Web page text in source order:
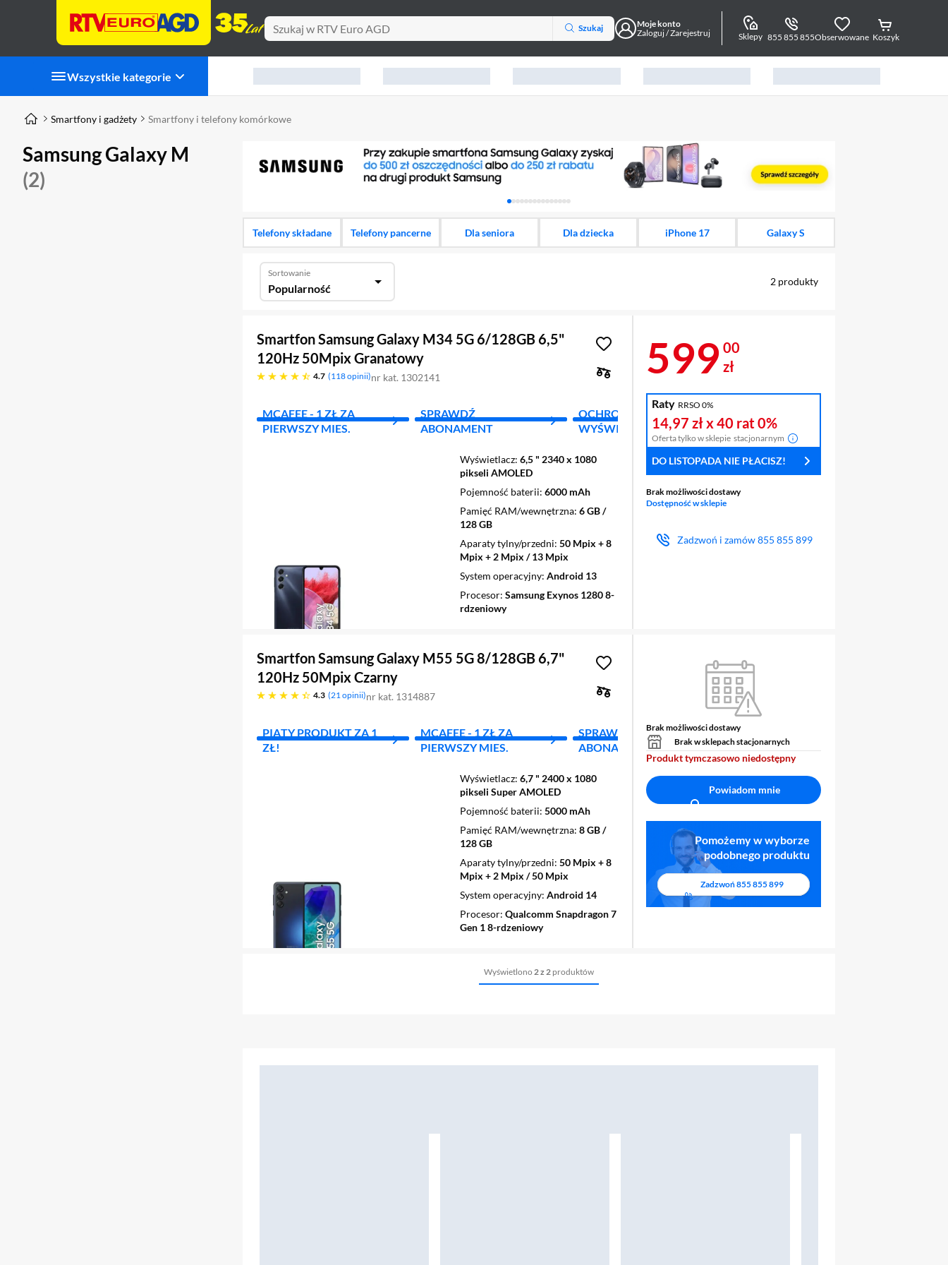
Szukaj
Moje konto
Zaloguj / Zarejestruj
Sklepy 855 855 855Obserwowane Koszyk
Wszystkie kategorie
Karuzela z banerami, aktualny element 1 z 15
Smartfony i gadżety Smartfony i telefony komórkowe
Samsung Galaxy M
(2)
Telefony składane Telefony pancerne Dla seniora Dla dziecka iPhone 17 Galaxy S
Sortowanie
Popularność 2 produkty
Smartfon Samsung Galaxy M34 5G 6/128GB 6,5"
120Hz 50Mpix Granatowy
4.7
4.7 gwiazdek 118 opinii nr kat. 1302141
MCAFEE - 1 ZŁ ZA
PIERWSZY MIES.
SPRAWDŹ
ABONAMENT
OCHRONA
WYŚWIETLACZA
Wyświetlacz 6,5 " 2340 x 1080
pikseli AMOLED
Pojemność baterii 6000 mAh
Pamięć RAM/wewnętrzna 6 GB /
128 GB
Aparaty tylny/przedni 50 Mpix + 8
Mpix + 2 Mpix / 13 Mpix
System operacyjny Android 13
Procesor Samsung Exynos 1280 8-
rdzeniowy
Cena 599 zł
599 00
zł
Raty RRSO 0%
14,97 złx 40 rat0%
Oferta tylko w sklepie stacjonarnym
DO LISTOPADA NIE PŁACISZ!
Brak możliwości dostawy
Dostępność w sklepie
Zadzwoń i zamów855 855 899
Smartfon Samsung Galaxy M55 5G 8/128GB 6,7"
120Hz 50Mpix Czarny
4.3
4.3 gwiazdek 21 opinii nr kat. 1314887
PIĄTY PRODUKT ZA 1
ZŁ!
MCAFEE - 1 ZŁ ZA
PIERWSZY MIES.
SPRAWDŹ
ABONAMENT
OCHRONA
WYŚWIETLACZA
Wyświetlacz 6,7 " 2400 x 1080
pikseli Super AMOLED
Pojemność baterii 5000 mAh
Pamięć RAM/wewnętrzna 8 GB /
128 GB
Aparaty tylny/przedni 50 Mpix + 8
Mpix + 2 Mpix / 50 Mpix
System operacyjny Android 14
Procesor Qualcomm Snapdragon 7
Gen 1 8-rdzeniowy
Brak możliwości dostawy
Brak w sklepach stacjonarnych
Produkt tymczasowo niedostępny
Powiadom mnie
Pomożemy w wyborze
podobnego produktu
Zadzwoń855 855 899
Wyświetlono 2 z 2 produktów